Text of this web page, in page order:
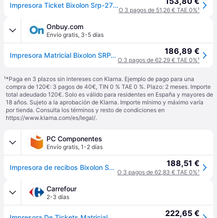
Impresora Ticket Bixolon Srp-275 Iii Usb Serie Negra
O 3 pagos de 51,26 € TAE 0%¹
Onbuy.com
Envío gratis, 3-5 días
Impresora Matricial Bixolon SRP-275III AOS USB Negra - BIXOLON - Matricial - Negra 186,89 €
O 3 pagos de 62,29 € TAE 0%¹
¹*Paga en 3 plazos sin intereses con Klarna. Ejemplo de pago para una
compra de 120€: 3 pagos de 40€, TIN 0 % TAE 0 %. Plazo: 2 meses. Importe
total adeudado 120€. Solo es válido para residentes en España y mayores de
18 años. Sujeto a la aprobación de Klarna. Importe mínimo y máximo varía
por tienda. Consulta los términos y resto de condiciones en
https://www.klarna.com/es/legal/.
PC Componentes
Envío gratis, 1-2 días
Impresora de recibos Bixolon SRP-275IIIAOSG Matriz de punto 80x144 DPI USB Autocorte 188,51 €
O 3 pagos de 62,83 € TAE 0%¹
Carrefour
2-3 días
222,65 €